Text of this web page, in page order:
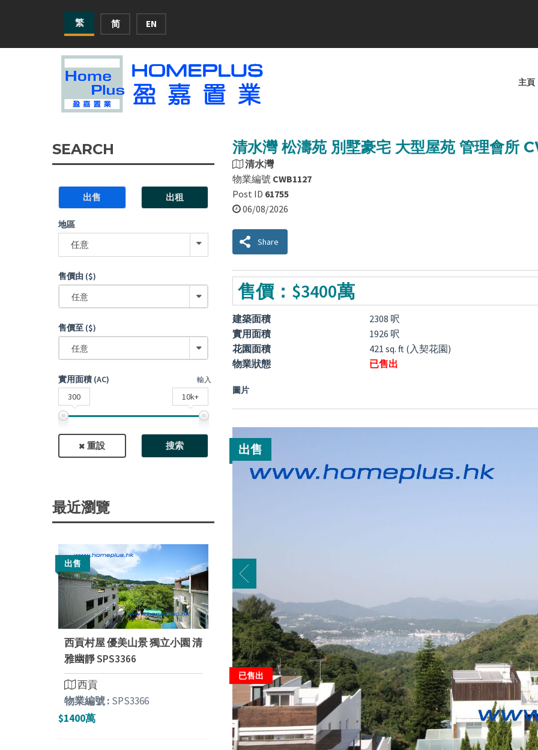
繁 简 EN
主頁
清水灣 松濤苑 別墅豪宅 大型屋苑 管理會所
清水灣
物業編號 CWB1127
Post ID 61755
06/08/2026
Share
售價：$3400萬
建築面積
2308 呎
實用面積
1926 呎
花園面積
421 sq. ft (入契花園)
物業狀態
已售出
圖片
出售
已售出
SEARCH
出售 出租
地區
任意
售價由 ($)
任意
售價至 ($)
任意
實用面積 (AC) 輸入
300 10k+
重設 搜索
最近瀏覽
出售
西貢村屋 優美山景 獨立小園 清
雅幽靜 SPS3366
西貢
物業編號 : SPS3366
$1400萬